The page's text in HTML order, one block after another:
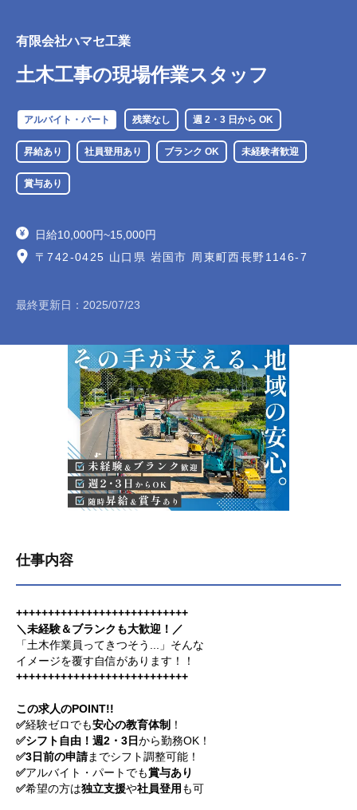
有限会社ハマセ工業
土木工事の現場作業スタッフ
アルバイト・パート 残業なし 週 2・3 日から OK
昇給あり 社員登用あり ブランク OK 未経験者歓迎
賞与あり
日給10,000円~15,000円
〒742-0425 山口県 岩国市 周東町西長野1146-7
最終更新日： 2025/07/23
仕事内容
+++++++++++++++++++++++++++
＼未経験＆ブランクも大歓迎！／
「土木作業員ってきつそう...」そんな
イメージを覆す自信があります！！
+++++++++++++++++++++++++++
この求人のPOINT!!
✅経験ゼロでも安心の教育体制 ！
✅シフト自由！週2・3日から勤務OK！
✅3日前の申請までシフト調整可能！
✅アルバイト・パートでも賞与あり
✅希望の方は独立支援や社員登用 も可